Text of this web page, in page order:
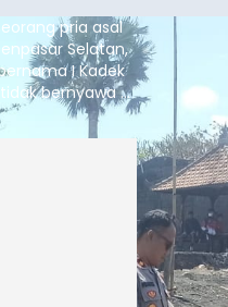
pria asal
Selatan,
I Kadek
bernyawa di